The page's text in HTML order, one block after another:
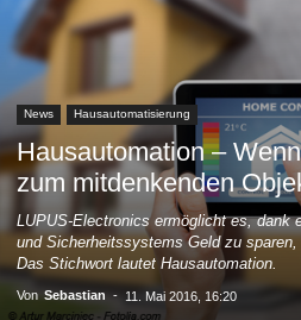
News Hausautomatisierung
Hausautomation –
zum mitdenkenden
LUPUS-Electronics ermöglicht es, dank
und Sicherheitssystems Geld zu sparen,
Das Stichwort lautet Hausautomation.
Von Sebastian - 11. Mai 2016, 16:20